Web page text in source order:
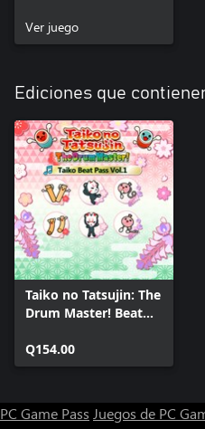
Ver juego
Ediciones que
Taiko no Tatsujin: The
Drum Master! Beat
Q154.00
PC Game Pass Juegos de PC